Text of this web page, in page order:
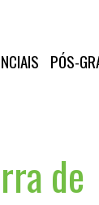
PÓS-
de